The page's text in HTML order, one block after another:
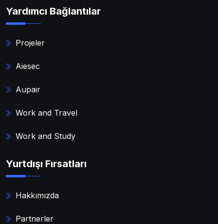
Yardımcı Bağlantılar
Projeler
Aiesec
Aupair
Work and Travel
Work and Study
Yurtdışı Fırsatları
Hakkımızda
Partnerler